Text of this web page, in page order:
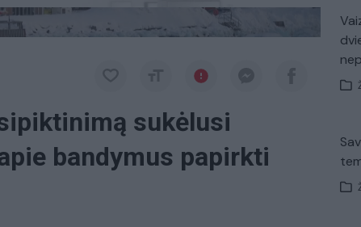
sukėlusi
bandymus papirkti